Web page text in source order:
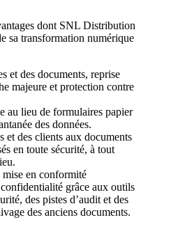
dont SNL Distribution
sa transformation numérique
et des documents, reprise
majeure et protection contre
au lieu de formulaires papier
des données.
et des clients aux documents
en toute sécurité, à tout
en conformité
grâce aux outils
des pistes d’audit et des
des anciens documents.